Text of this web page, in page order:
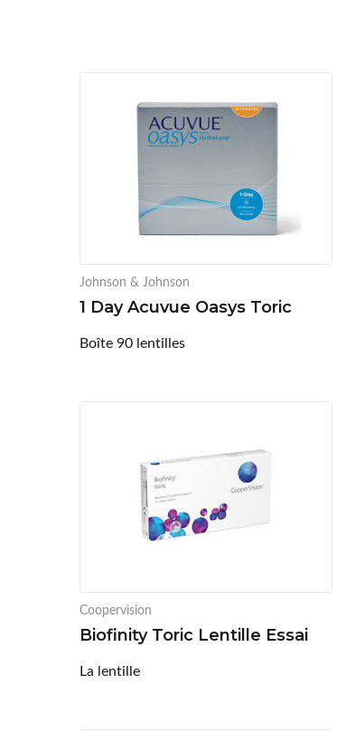
Johnson & Johnson
1 Day Acuvue Oasys Toric
Boîte 90 lentilles
Coopervision
Biofinity Toric Lentille Essai
La lentille